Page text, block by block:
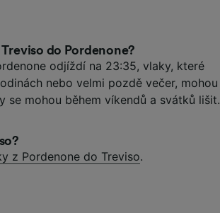
do Pordenone?
odjíždí na 23:35, vlaky, které
nebo velmi pozdě večer, mohou
se mohou během víkendů a svátků lišit.
z Pordenone do Treviso.